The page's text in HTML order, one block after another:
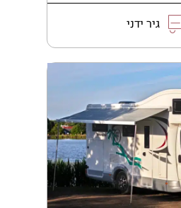
גיר ידני